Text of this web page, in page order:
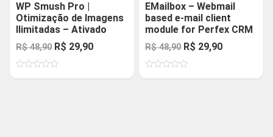
WP Smush Pro |
Otimização de Imagens
Ilimitadas – Ativado
R$48,90 O
preço
original
R$ 29,90O
atual
EMailbox – Webmail
based e-mail client
module for Perfex CRM
R$48,90 O
preço
original
R$ 29,90O
atual